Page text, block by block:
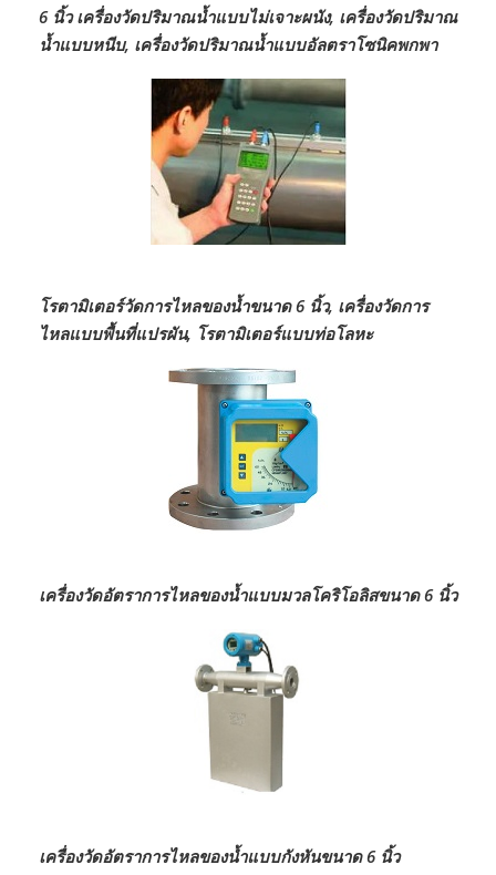
6 นิ้ว เครื่องวัดปริมาณน้ำแบบไม่เจาะผนัง, เครื่องวัดปริมาณ
น้ำแบบหนีบ, เครื่องวัดปริมาณน้ำแบบอัลตราโซนิคพกพา
โรตามิเตอร์วัดการไหลของน้ำขนาด 6 นิ้ว, เครื่องวัดการ
ไหลแบบพื้นที่แปรผัน, โรตามิเตอร์แบบท่อโลหะ
เครื่องวัดอัตราการไหลของน้ำแบบมวลโคริโอลิสขนาด 6 นิ้ว
เครื่องวัดอัตราการไหลของน้ำแบบกังหันขนาด 6 นิ้ว